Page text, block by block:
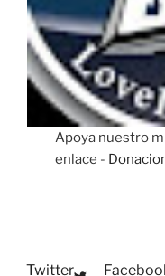
Apoya nuestro
enlace -
Twitter